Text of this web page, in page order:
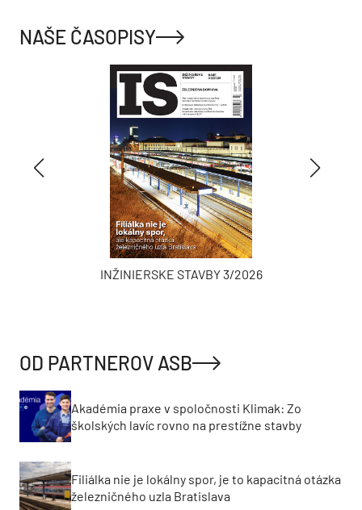
NAŠE ČASOPISY
INŽINIERSKE STAVBY 3/2026
OD PARTNEROV ASB
Akadémia praxe v spoločnosti Klimak: Zo
školských lavíc rovno na prestížne stavby
Filiálka nie je lokálny spor, je to kapacitná otázka
železničného uzla Bratislava